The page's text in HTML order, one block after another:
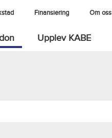
Finansiering Om oss
(current)Upplev KABE